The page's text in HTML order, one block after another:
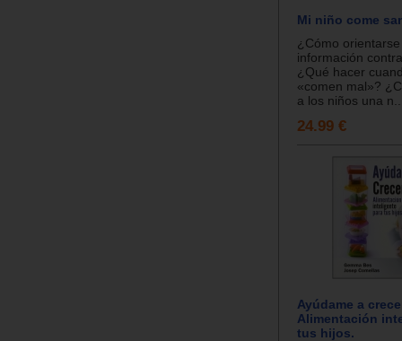
Mi niño come
¿Cómo
información
¿Qué hacer
«comen mal»?
a los niños una
24.99 €
Ayúdame a
Alimentación
tus hijos.